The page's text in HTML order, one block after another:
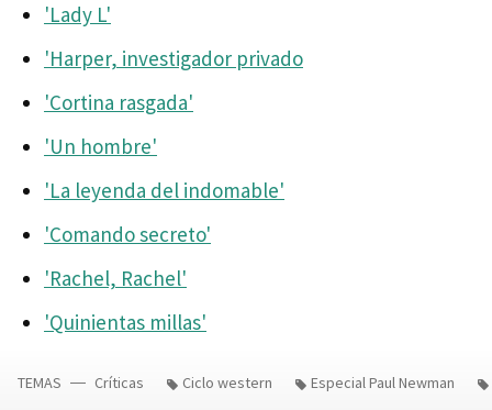
'Lady L'
'Harper, investigador privado
'Cortina rasgada'
'Un hombre'
'La leyenda del indomable'
'Comando secreto'
'Rachel, Rachel'
'Quinientas millas'
TEMAS Críticas Ciclo western Especial Paul Newman